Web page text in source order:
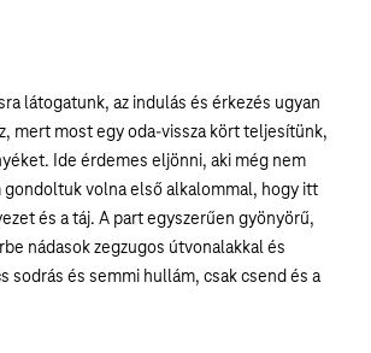
látogatunk, az indulás és érkezés ugyan
mert most egy oda-vissza kört teljesítünk,
Ide érdemes eljönni, aki még nem
volna első alkalommal, hogy itt
és a táj. A part egyszerűen gyönyörű,
nádasok zegzugos útvonalakkal és
sodrás és semmi hullám, csak csend és a